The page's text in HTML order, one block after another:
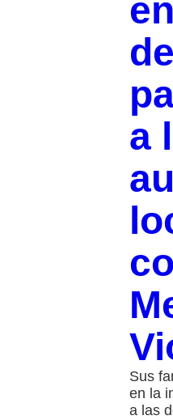
a
Sus
en la
a las